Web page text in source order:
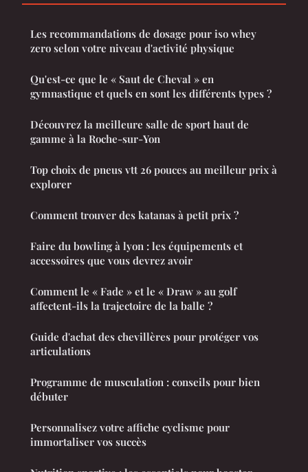
Les recommandations de dosage pour iso whey
zero selon votre niveau d'activité physique
Qu'est-ce que le « Saut de Cheval » en
gymnastique et quels en sont les différents types ?
Découvrez la meilleure salle de sport haut de
gamme à la Roche-sur-Yon
Top choix de pneus vtt 26 pouces au meilleur prix à
explorer
Comment trouver des katanas à petit prix ?
Faire du bowling à lyon : les équipements et
accessoires que vous devrez avoir
Comment le « Fade » et le « Draw » au golf
affectent-ils la trajectoire de la balle ?
Guide d'achat des chevillères pour protéger vos
articulations
Programme de musculation : conseils pour bien
débuter
Personnalisez votre affiche cyclisme pour
immortaliser vos succès